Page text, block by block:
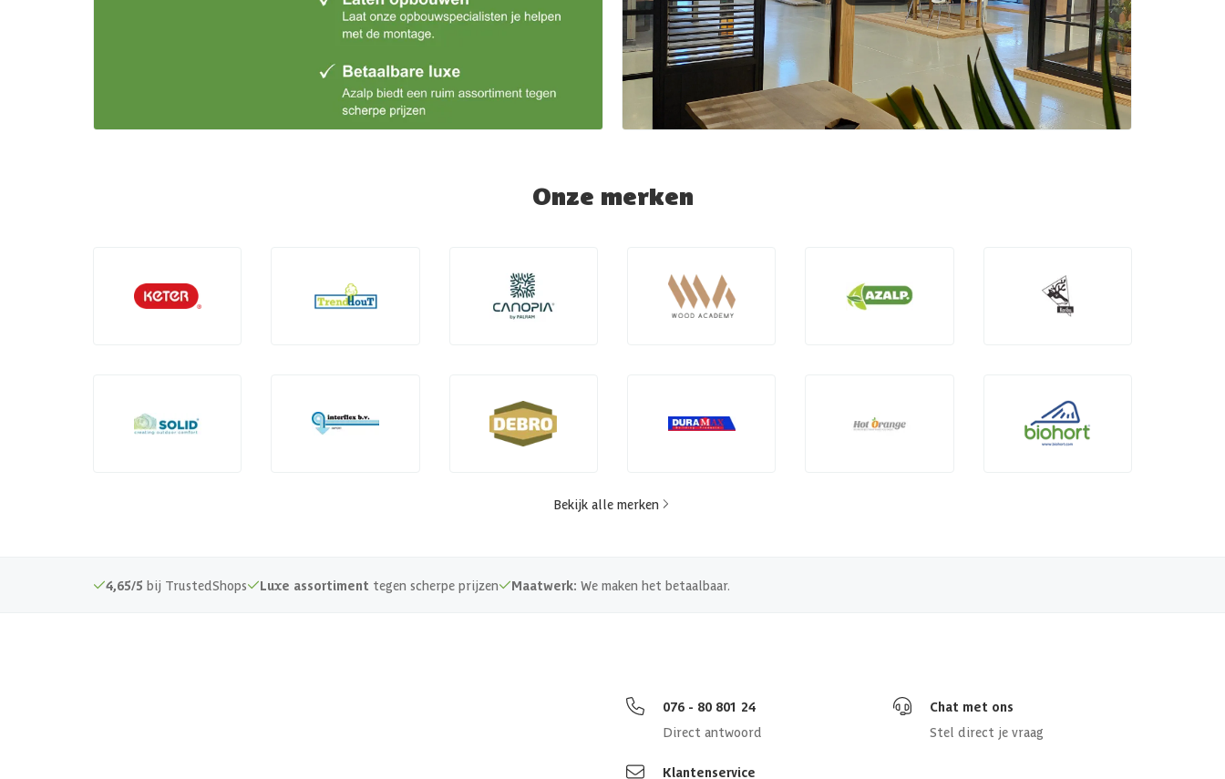
Onze merken
Bekijk alle merken
4,65/5 bij TrustedShops Luxe assortiment tegen scherpe prijzen Maatwerk: We maken het betaalbaar.
076 - 80 801 24
Direct antwoord
Chat met ons
Stel direct je vraag
Klantenservice